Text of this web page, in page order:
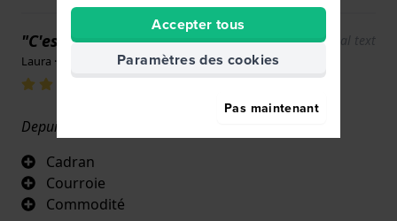
"C'est parfait" Show original text
Laura · 17 juin 2022
Depuis longtemps... c'est mon préféré
Cadran
Courroie
Commodité
Accepter tous
Paramètres des cookies
Pas maintenant